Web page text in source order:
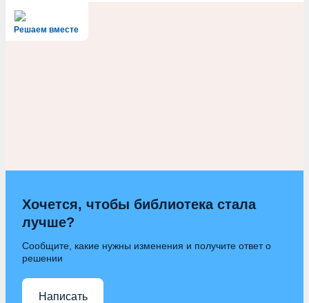
Решаем вместе
Хочется, чтобы библиотека стала
лучше?
Сообщите, какие нужны изменения и получите ответ о
решении
Написать